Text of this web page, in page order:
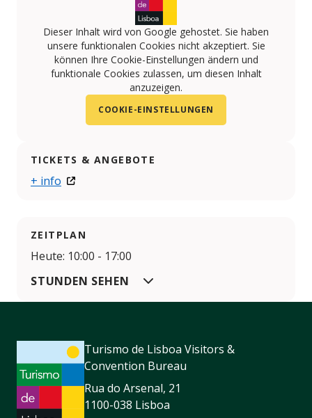
Dieser Inhalt wird von Google gehostet. Sie haben
unsere funktionalen Cookies nicht akzeptiert. Sie
können Ihre Cookie-Einstellungen ändern und
funktionale Cookies zulassen, um diesen Inhalt
anzuzeigen.
COOKIE-EINSTELLUNGEN
TICKETS & ANGEBOTE
+ info
ZEITPLAN
Heute: 10:00 - 17:00
STUNDEN SEHEN
Turismo de Lisboa Visitors &
Convention Bureau
Rua do Arsenal, 21
1100-038 Lisboa